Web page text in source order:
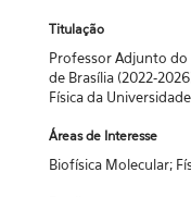
Titulação
Professor Adjunto
de Brasília (2022-
Física da
Áreas de Interesse
Biofísica Molecular;